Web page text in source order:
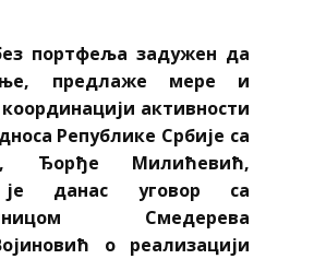
портфеља задужен да
предлаже мере и
координацији активности
Републике Србије са
Ђорђе Милићевић,
је данас уговор са
Смедерева
о реализацији